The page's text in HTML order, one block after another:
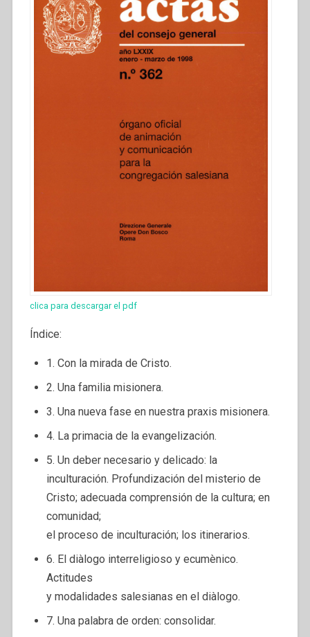
clica para descargar el pdf
Índice:
1. Con la mirada de Cristo.
2. Una familia misionera.
3. Una nueva fase en nuestra praxis misionera.
4. La primacia de la evangelización.
5. Un deber necesario y delicado: la
inculturación. Profundización del misterio de
Cristo; adecuada comprensión de la cultura; en
comunidad;
el proceso de inculturación; los itinerarios.
6. El diàlogo interreligioso y ecumènico.
Actitudes
y modalidades salesianas en el diàlogo.
7. Una palabra de orden: consolidar.